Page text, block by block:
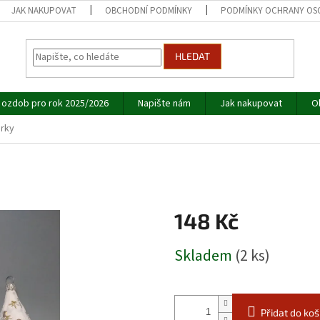
JAK NAKUPOVAT OBCHODNÍ PODMÍNKY PODMÍNKY OCHRANY
HLEDAT
pro rok 2025/2026 Napište nám Jak nakupovat
148 Kč
cena:
Skladem (2 ks)
Přidat do